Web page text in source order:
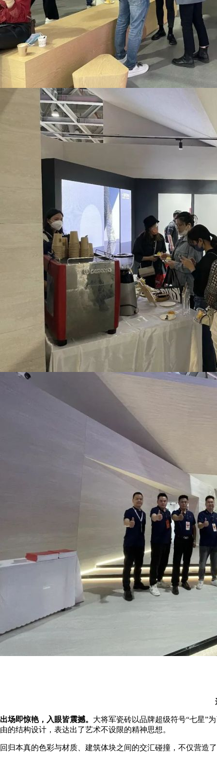
出场即惊艳，入眼皆震撼。 大将军瓷砖以品牌超级符号“七星”
由的结构设计，表达出了艺术不设限的精神思想。
回归本真的色彩与材质、建筑体块之间的交汇碰撞，不仅营造